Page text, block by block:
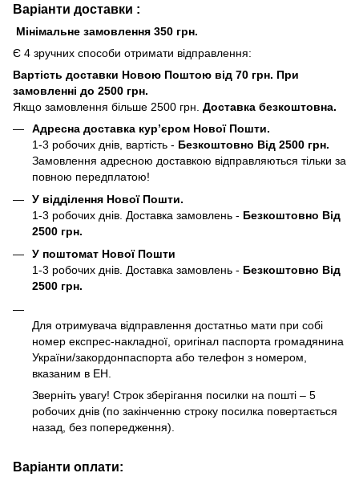
Варіанти доставки :
Мінімальне замовлення 350 грн.
Є 4 зручних способи отримати відправлення:
Вартість доставки Новою Поштою від 70 грн. При
замовленні до 2500 грн.
Якщо замовлення більше 2500 грн. Доставка безкоштовна.
Адресна доставка кур’єром Нової Пошти.
1-3 робочих днів, вартість - Безкоштовно Від 2500 грн.
Замовлення адресною доставкою відправляються тільки за
повною передплатою!
У відділення Нової Пошти.
1-3 робочих днів. Доставка замовлень - Безкоштовно Від
2500 грн.
У поштомат Нової Пошти
1-3 робочих днів. Доставка замовлень - Безкоштовно Від
2500 грн.
Для отримувача відправлення достатньо мати при собі
номер експрес-накладної, оригінал паспорта громадянина
України/закордонпаспорта або телефон з номером,
вказаним в ЕН.
Зверніть увагу! Строк зберігання посилки на пошті – 5
робочих днів (по закінченню строку посилка повертається
назад, без попередження).
Варіанти оплати: